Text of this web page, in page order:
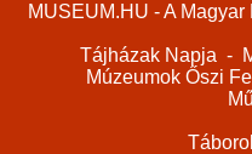
MUSEUM.HU - A
Tájházak Napja -
Múzeumok Őszi